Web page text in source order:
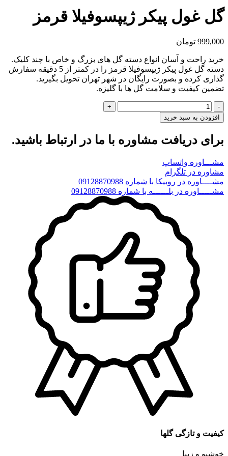
گل غول پیکر ژیپسوفیلا قرمز
999,000 تومان
خرید راحت و آسان انواع دسته گل های بزرگ و خاص با چند کلیک.
دسته گل غول پیکر ژیپسوفیلا قرمز را در کمتر از 5 دقیقه سفارش
گذاری کرده و بصورت رایگان در شهر تهران تحویل بگیرید.
تضمین کیفیت و سلامت گل ها با گلیزه.
گل
غول
پیکر
ژیپسوفیلا
قرمز
افزودن به سبد خرید
برای دریافت مشاوره با ما در ارتباط باشید.
مشـــاوره واتساپ
مشاوره در تلگرام
مشــــاوره در روبیکا با شماره 09128870988
مشـــــاوره در بلــــــه با شماره 09128870988
کیفیت و تازگی گلها
خوشبو و زیبا